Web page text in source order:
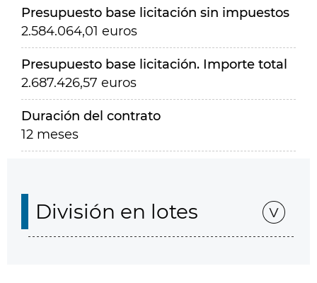
Presupuesto base licitación sin impuestos
2.584.064,01 euros
Presupuesto base licitación. Importe total
2.687.426,57 euros
Duración del contrato
12 meses
División en lotes